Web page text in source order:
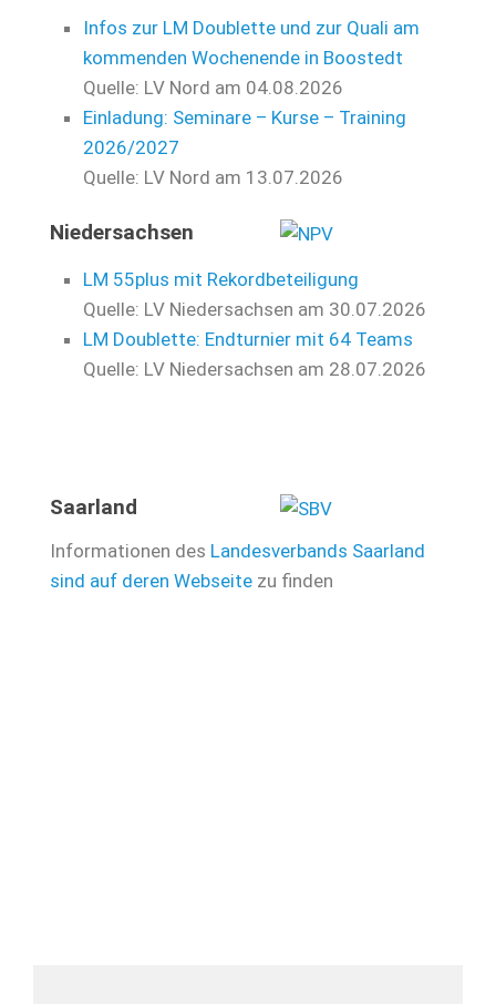
Infos zur LM Doublette und zur Quali am
kommenden Wochenende in Boostedt
Quelle: LV Nord am 04.08.2026
Einladung: Seminare – Kurse – Training
2026/2027
Quelle: LV Nord am 13.07.2026
Niedersachsen
LM 55plus mit Rekordbeteiligung
Quelle: LV Niedersachsen am 30.07.2026
LM Doublette: Endturnier mit 64 Teams
Quelle: LV Niedersachsen am 28.07.2026
Saarland
Informationen des Landesverbands Saarland
sind auf deren Webseite zu finden